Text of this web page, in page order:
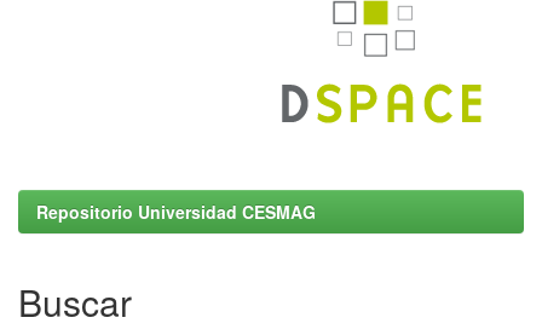
Repositorio Universidad CESMAG
Buscar